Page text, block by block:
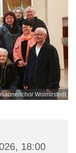
Wolmirstedt
18:00